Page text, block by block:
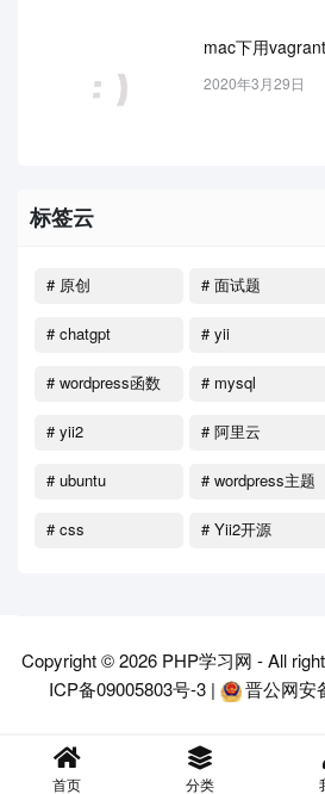
mac下用
2020年3月29日
标签云
# 原创 # 面试题
# chatgpt # yii
# wordpress函数 # mysql
# yii2 # 阿里云
# ubuntu # wordpress主题
# css # Yii2开源
Copyright © 2026 PHP学习网 - All
ICP备09005803号-3| 晋公网安
首页 分类